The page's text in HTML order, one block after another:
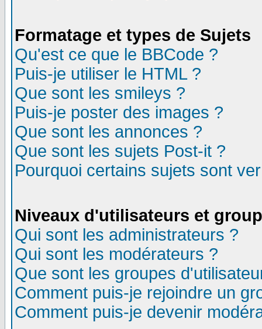
Formatage et types de Sujets
Qu'est ce que le BBCode ?
Puis-je utiliser le HTML ?
Que sont les smileys ?
Puis-je poster des images ?
Que sont les annonces ?
Que sont les sujets Post-it ?
Pourquoi certains sujets sont
Niveaux d'utilisateurs et
Qui sont les administrateurs ?
Qui sont les modérateurs ?
Que sont les groupes
Comment puis-je rejoindre un
Comment puis-je devenir